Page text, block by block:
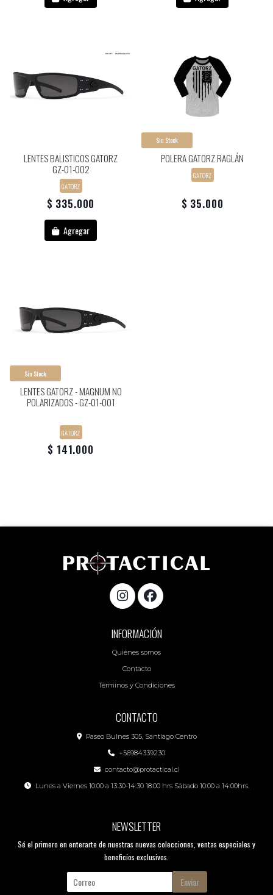
LENTES BALISTICOS GATORZ
GZ-01-002
GATORZ
$ 335.000
Agregar
Sin Stock
POLERA GATORZ RAGLÁN
GATORZ
$ 35.000
Sin Stock
LENTES GATORZ - MAGNUM NO
POLARIZADOS - GZ-01-001
GATORZ
$ 141.000
INFORMACIÓN
Quiénes somos
Contacto
Términos y Condiciones
CONTACTO
Paseo Bulnes 305, Santiago Centro
+56984339230
contacto@protactical.cl
Lunes a Viernes 10:00 a 13:30-14:30 18:00 hrs Sábado 10:00 a 14:00hrs.
NEWSLETTER
Sé el primero en enterarte de nuestras nuevas colecciones, ventas especiales y
beneficios exclusivos.
Enviar